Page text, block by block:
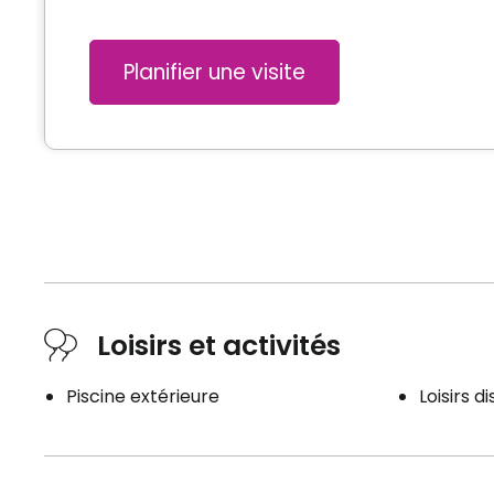
Planifier une visite
Loisirs et activités
Piscine extérieure Loisirs